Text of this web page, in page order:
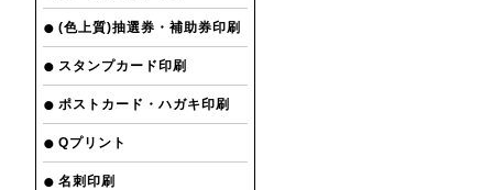
(色上質)抽選券・補助券印刷
スタンプカード印刷
ポストカード・ハガキ印刷
Qプリント
名刺印刷